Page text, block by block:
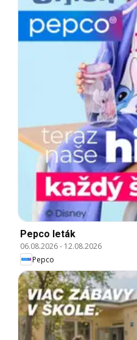
Pepco leták
06.08.2026- 12.08.2026
Pepco